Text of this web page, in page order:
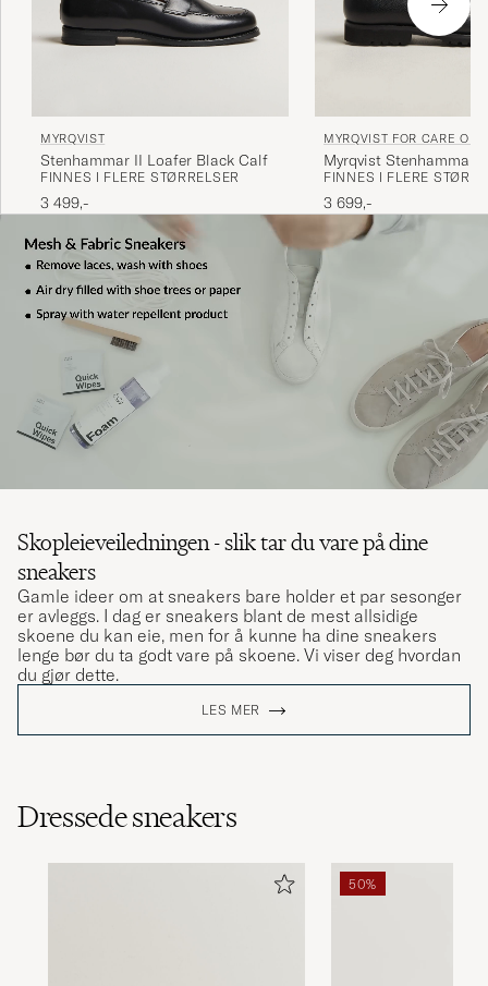
MYRQVIST
Stenhammar II Loafer Black Calf
FINNES I FLERE STØRRELSER
3 499,-
MYRQVIST FOR CARE OF
Myrqvist Stenhammar
Loafer Black Grained
FINNES I FLERE
3 699,-
Skopleieveiledningen - slik tar du vare på dine
sneakers
Gamle ideer om at sneakers bare holder et par sesonger
er avleggs. I dag er sneakers blant de mest allsidige
skoene du kan eie, men for å kunne ha dine sneakers
lenge bør du ta godt vare på skoene. Vi viser deg hvordan
du gjør dette.
LES MER
Dressede sneakers
50%